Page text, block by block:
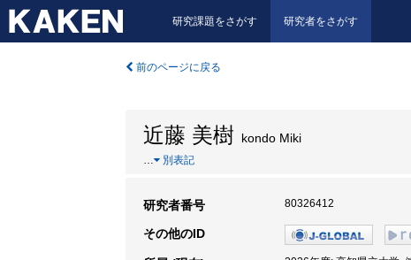
研究課題をさがす 研究者をさがす
前のページに戻る
近藤 美樹 kondo Miki
… 別表記
研究者番号 80326412
その他のID